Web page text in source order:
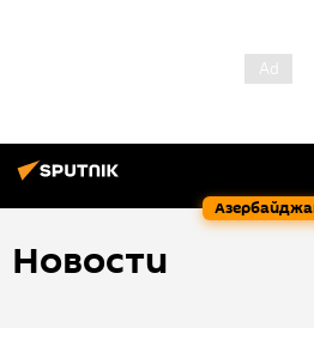
Новости